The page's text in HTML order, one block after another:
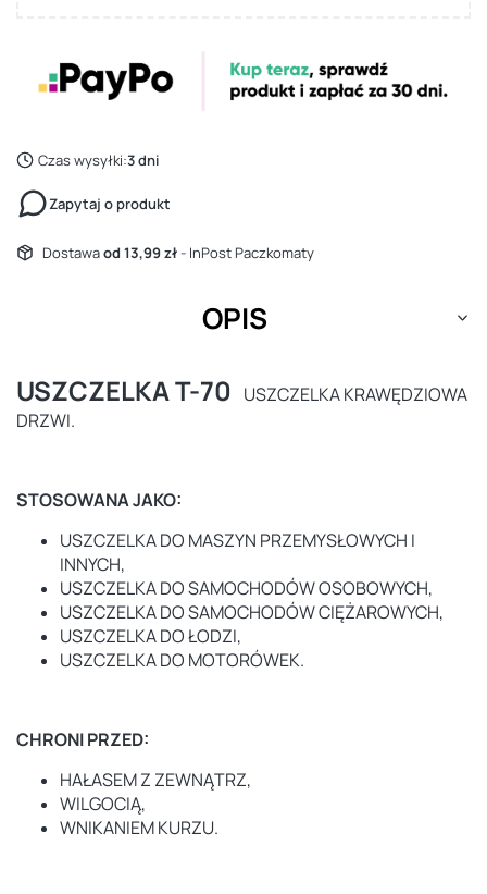
Czas wysyłki:3 dni
Zapytaj o produkt
Dostawaod 13,99 zł- InPost Paczkomaty
OPIS
USZCZELKA T-70 USZCZELKA KRAWĘDZIOWA
DRZWI.
STOSOWANA JAKO:
USZCZELKA DO MASZYN PRZEMYSŁOWYCH I
INNYCH,
USZCZELKA DO SAMOCHODÓW OSOBOWYCH,
USZCZELKA DO SAMOCHODÓW CIĘŻAROWYCH,
USZCZELKA DO ŁODZI,
USZCZELKA DO MOTORÓWEK.
CHRONI PRZED:
HAŁASEM Z ZEWNĄTRZ,
WILGOCIĄ,
WNIKANIEM KURZU.